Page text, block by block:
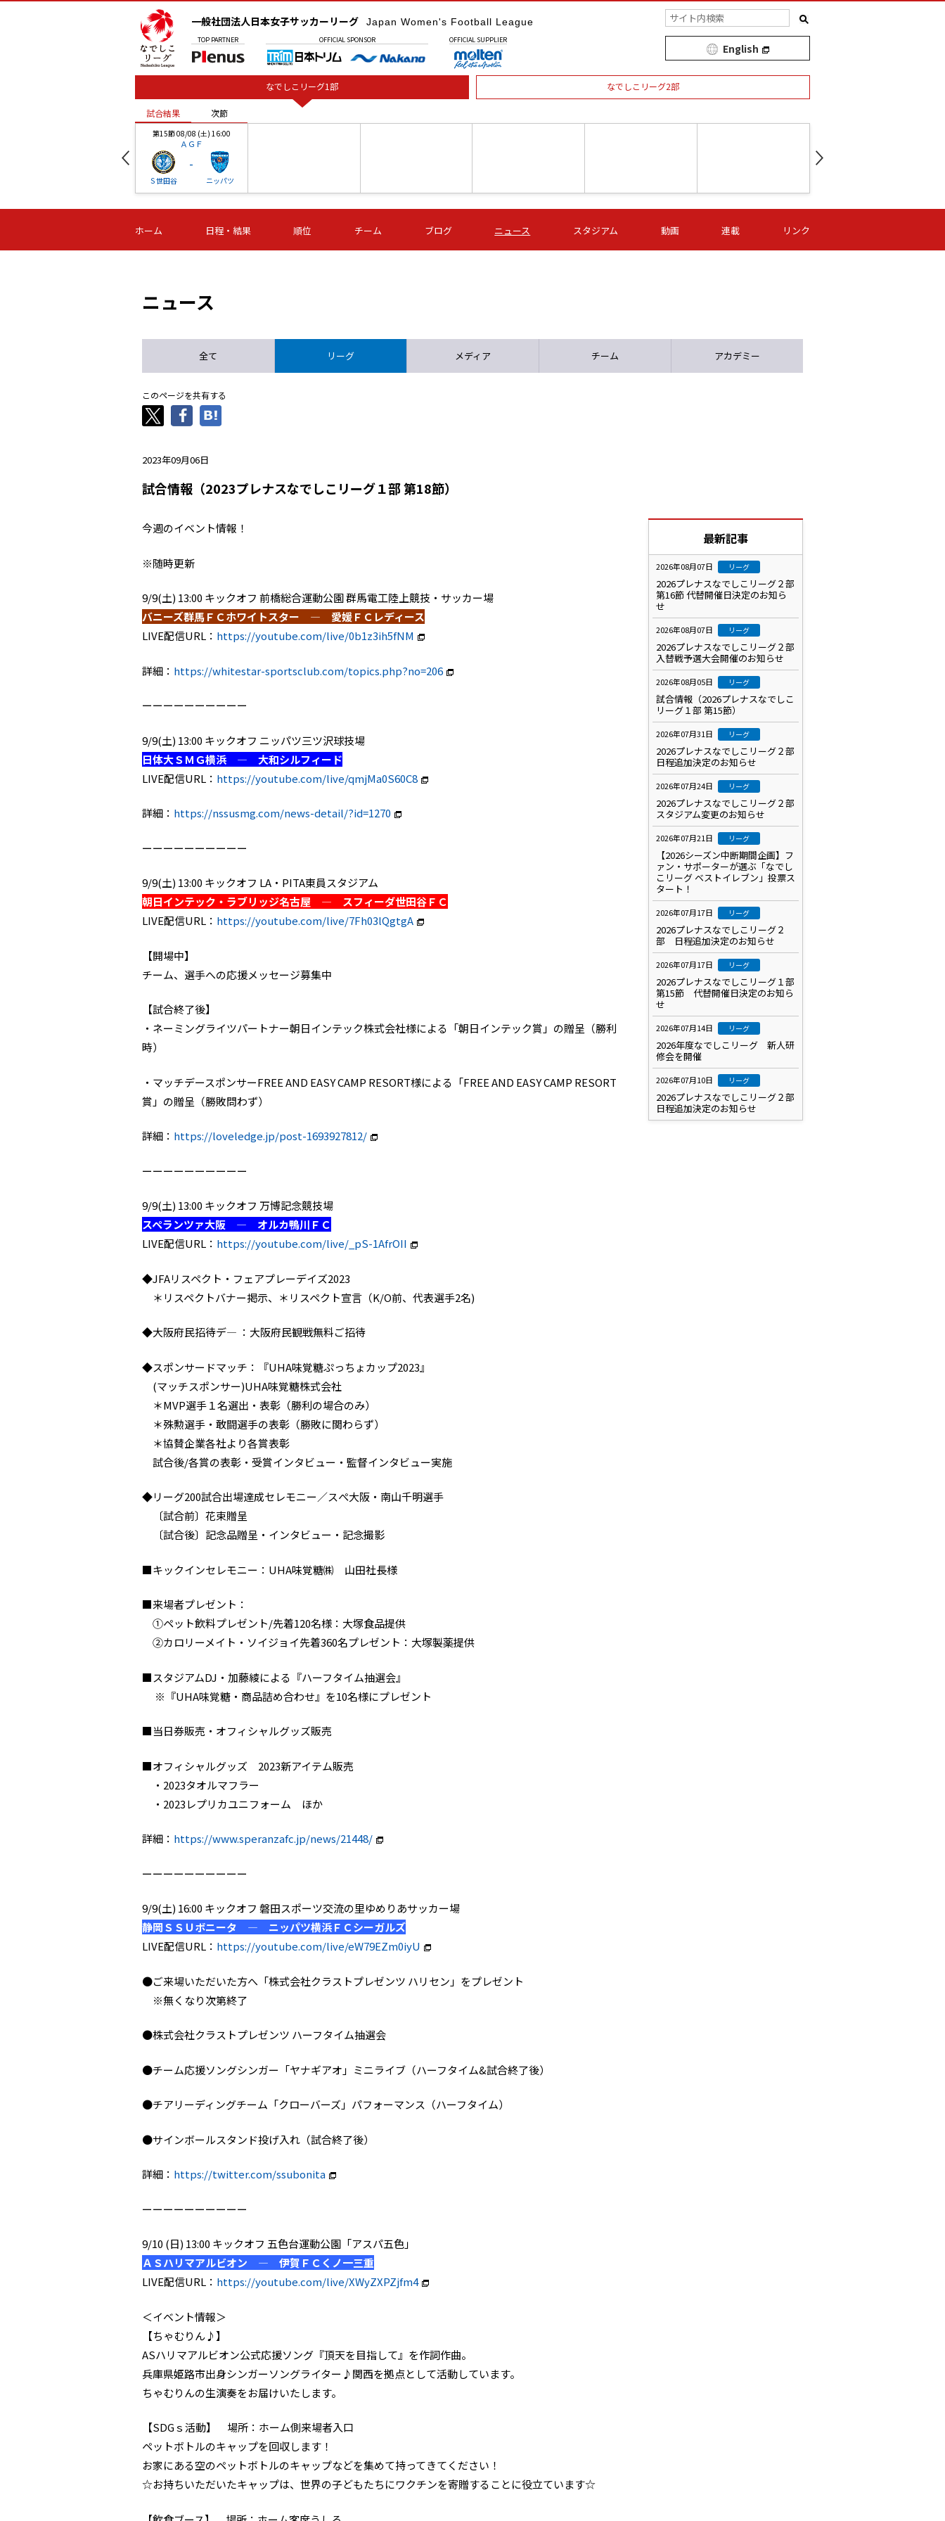
一般社団法人日本女子サッカーリーグ Japan Women's Football League
TOP PARTNER OFFICIAL SPONSOR OFFICIAL SUPPLIER
English
なでしこリーグ1部 なでしこリーグ2部
試合結果 次節
第15節 08/08 (土) 16:00
ＡＧＦ
Ｓ世田谷
-
ニッパツ
-
第16節 09/05 (土) 15:00
ニッパツ
-
第16節 09/05 (土) 15:00
石人の星
-
第16節 09/05 (土) 16:00
ＡＧＦ
-
いちご
-
第16節 09/06 (日) 15:00
-
第16節 09/06 (日) 15:00
- -
試合結果 次節
ホーム 日程・結果 順位 チーム ブログ ニュース スタジアム 動画 連載 リンク
ニュース
全て リーグ メディア チーム アカデミー
このページを共有する
2023年09月06日
試合情報（2023プレナスなでしこリーグ１部 第18節）
今週のイベント情報！
※随時更新
9/9(土) 13:00 キックオフ 前橋総合運動公園 群馬電工陸上競技・サッカー場
バニーズ群馬ＦＣホワイトスター ― 愛媛ＦＣレディース
LIVE配信URL： https://youtube.com/live/0b1z3ih5fNM
詳細： https://whitestar-sportsclub.com/topics.php?no=206
ーーーーーーーーーー
9/9(土) 13:00 キックオフ ニッパツ三ツ沢球技場
日体大ＳＭＧ横浜 ― 大和シルフィード
LIVE配信URL： https://youtube.com/live/qmjMa0S60C8
詳細： https://nssusmg.com/news-detail/?id=1270
ーーーーーーーーーー
9/9(土) 13:00 キックオフ LA・PITA東員スタジアム
朝日インテック・ラブリッジ名古屋 ― スフィーダ世田谷ＦＣ
LIVE配信URL： https://youtube.com/live/7Fh03lQgtgA
【開場中】
チーム、選手への応援メッセージ募集中
【試合終了後】
・ネーミングライツパートナー朝日インテック株式会社様による「朝日インテック賞」の贈呈（勝利
時）
・マッチデースポンサーFREE AND EASY CAMP RESORT様による「FREE AND EASY CAMP RESORT
賞」の贈呈（勝敗問わず）
詳細： https://loveledge.jp/post-1693927812/
ーーーーーーーーーー
9/9(土) 13:00 キックオフ 万博記念競技場
スペランツァ大阪 ― オルカ鴨川ＦＣ
LIVE配信URL： https://youtube.com/live/_pS-1AfrOII
◆JFAリスペクト・フェアプレーデイズ2023
＊リスペクトバナー掲示、＊リスペクト宣言（K/O前、代表選手2名)
◆大阪府民招待デ― ：大阪府民観戦無料ご招待
◆スポンサードマッチ：『UHA味覚糖ぷっちょカップ2023』
(マッチスポンサー)UHA味覚糖株式会社
＊MVP選手１名選出・表彰（勝利の場合のみ）
＊殊勲選手・敢闘選手の表彰（勝敗に関わらず）
＊協賛企業各社より各賞表彰
試合後/各賞の表彰・受賞インタビュー・監督インタビュー実施
◆リーグ200試合出場達成セレモニー／スぺ大阪・南山千明選手
〔試合前〕花束贈呈
〔試合後〕記念品贈呈・インタビュー・記念撮影
■キックインセレモニー：UHA味覚糖㈱ 山田社長様
■来場者プレゼント：
①ペット飲料プレゼント/先着120名様：大塚食品提供
②カロリーメイト・ソイジョイ先着360名プレゼント：大塚製薬提供
■スタジアムDJ・加藤綾による『ハーフタイム抽選会』
※『UHA味覚糖・商品詰め合わせ』を10名様にプレゼント
■当日券販売・オフィシャルグッズ販売
■オフィシャルグッズ 2023新アイテム販売
・2023タオルマフラー
・2023レプリカユニフォーム ほか
詳細： https://www.speranzafc.jp/news/21448/
ーーーーーーーーーー
9/9(土) 16:00 キックオフ 磐田スポーツ交流の里ゆめりあサッカー場
静岡ＳＳＵボニータ ― ニッパツ横浜ＦＣシーガルズ
LIVE配信URL： https://youtube.com/live/eW79EZm0iyU
●ご来場いただいた方へ「株式会社クラストプレゼンツ ハリセン」をプレゼント
※無くなり次第終了
●株式会社クラストプレゼンツ ハーフタイム抽選会
●チーム応援ソングシンガー「ヤナギアオ」ミニライブ（ハーフタイム&試合終了後）
●チアリーディングチーム「クローバーズ」パフォーマンス（ハーフタイム）
●サインボールスタンド投げ入れ（試合終了後）
詳細： https://twitter.com/ssubonita
ーーーーーーーーーー
9/10 (日) 13:00 キックオフ 五色台運動公園「アスパ五色」
ＡＳハリマアルビオン ― 伊賀ＦＣくノ一三重
LIVE配信URL： https://youtube.com/live/XWyZXPZjfm4
＜イベント情報＞
【ちゃむりん♪】
ASハリマアルビオン公式応援ソング『頂天を目指して』を作詞作曲。
兵庫県姫路市出身シンガーソングライター♪関西を拠点として活動しています。
ちゃむりんの生演奏をお届けいたします。
【SDGｓ活動】 場所：ホーム側来場者入口
ペットボトルのキャップを回収します！
お家にある空のペットボトルのキャップなどを集めて持ってきてください！
☆お持ちいただいたキャップは、世界の子どもたちにワクチンを寄贈することに役立ています☆
最新記事
2026年08月07日 リーグ
2026プレナスなでしこリーグ２部
第16節 代替開催日決定のお知ら
せ
2026年08月07日 リーグ
2026プレナスなでしこリーグ２部
入替戦予選大会開催のお知らせ
2026年08月05日 リーグ
試合情報（2026プレナスなでしこ
リーグ１部 第15節）
2026年07月31日 リーグ
2026プレナスなでしこリーグ２部
日程追加決定のお知らせ
2026年07月24日 リーグ
2026プレナスなでしこリーグ２部
スタジアム変更のお知らせ
2026年07月21日 リーグ
【2026シーズン中断期間企画】フ
ァン・サポーターが選ぶ「なでし
こリーグ ベストイレブン」投票ス
タート！
2026年07月17日 リーグ
2026プレナスなでしこリーグ２
部 日程追加決定のお知らせ
2026年07月17日 リーグ
2026プレナスなでしこリーグ１部
第15節 代替開催日決定のお知ら
せ
2026年07月14日 リーグ
2026年度なでしこリーグ 新人研
修会を開催
2026年07月10日 リーグ
2026プレナスなでしこリーグ２部
日程追加決定のお知らせ